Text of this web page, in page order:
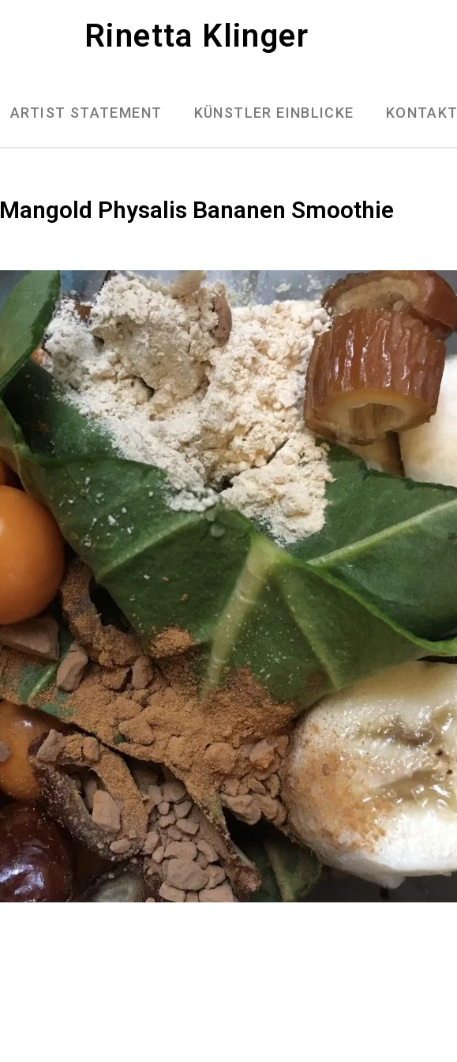
Rinetta Klinger
ARTIST STATEMENT KÜNSTLER EINBLICKE KONTAKT
Mangold Physalis Bananen Smoothie